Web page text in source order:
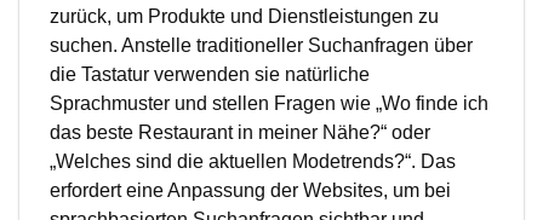
zurück, um Produkte und Dienstleistungen zu
suchen. Anstelle traditioneller Suchanfragen über
die Tastatur verwenden sie natürliche
Sprachmuster und stellen Fragen wie „Wo finde ich
das beste Restaurant in meiner Nähe?“ oder
„Welches sind die aktuellen Modetrends?“. Das
erfordert eine Anpassung der Websites, um bei